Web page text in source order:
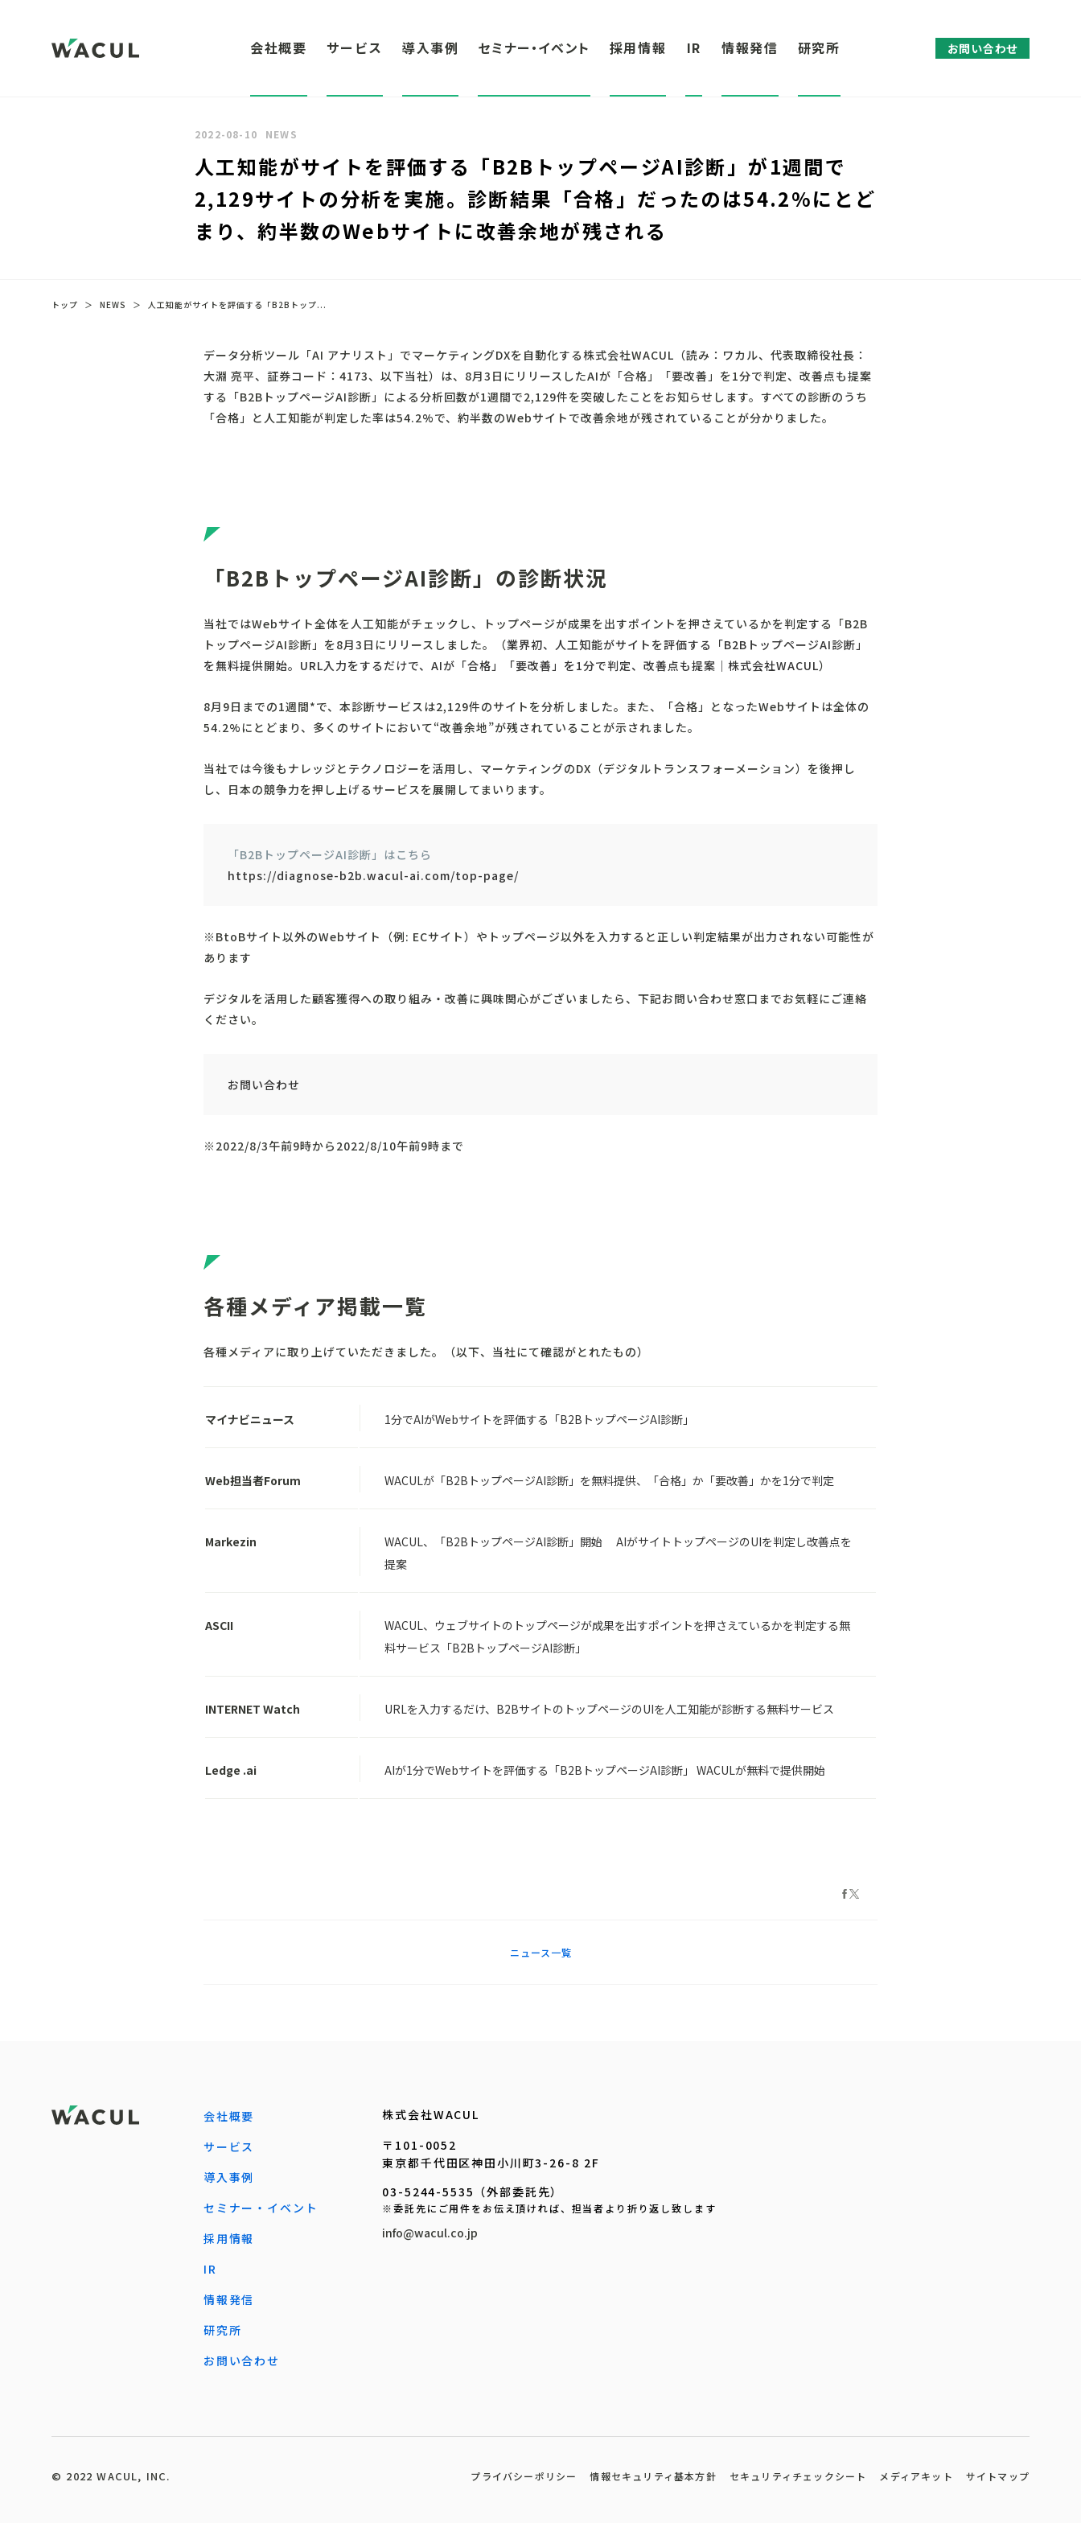
会社概要 サービス 導入事例 セミナー・イベント 採用情報 IR 情報発信 研究所 お問い合わせ
2022-08-10 NEWS
人工知能がサイトを評価する「B2BトップページAI診断」が1週間で
2,129サイトの分析を実施。診断結果「合格」だったのは54.2%にとど
まり、約半数のWebサイトに改善余地が残される
トップ ＞ NEWS ＞ 人工知能がサイトを評価する「B2Bトップ...
データ分析ツール「AI アナリスト」でマーケティングDXを自動化する株式会社WACUL（読み：ワカル、代表取締役社長：
大淵 亮平、証券コード：4173、以下当社）は、8月3日にリリースしたAIが「合格」「要改善」を1分で判定、改善点も提案
する「B2BトップページAI診断」による分析回数が1週間で2,129件を突破したことをお知らせします。すべての診断のうち
「合格」と人工知能が判定した率は54.2%で、約半数のWebサイトで改善余地が残されていることが分かりました。
「B2BトップページAI診断」の診断状況
当社ではWebサイト全体を人工知能がチェックし、トップページが成果を出すポイントを押さえているかを判定する「B2B
トップページAI診断」を8月3日にリリースしました。（業界初、人工知能がサイトを評価する「B2BトップページAI診断」
を無料提供開始。URL入力をするだけで、AIが「合格」「要改善」を1分で判定、改善点も提案｜株式会社WACUL）
8月9日までの1週間*で、本診断サービスは2,129件のサイトを分析しました。また、「合格」となったWebサイトは全体の
54.2%にとどまり、多くのサイトにおいて“改善余地”が残されていることが示されました。
当社では今後もナレッジとテクノロジーを活用し、マーケティングのDX（デジタルトランスフォーメーション）を後押し
し、日本の競争力を押し上げるサービスを展開してまいります。
「B2BトップページAI診断」はこちら
https://diagnose-b2b.wacul-ai.com/top-page/
※BtoBサイト以外のWebサイト（例: ECサイト）やトップページ以外を入力すると正しい判定結果が出力されない可能性が
あります
デジタルを活用した顧客獲得への取り組み・改善に興味関心がございましたら、下記お問い合わせ窓口までお気軽にご連絡
ください。
お問い合わせ
※2022/8/3午前9時から2022/8/10午前9時まで
各種メディア掲載一覧
各種メディアに取り上げていただきました。（以下、当社にて確認がとれたもの）
マイナビニュース 1分でAIがWebサイトを評価する「B2BトップページAI診断」
Web担当者Forum WACULが「B2BトップページAI診断」を無料提供、「合格」か「要改善」かを1分で判定
Markezin
WACUL、「B2BトップページAI診断」開始 AIがサイトトップページのUIを判定し改善点を
提案
ASCII
WACUL、ウェブサイトのトップページが成果を出すポイントを押さえているかを判定する無
料サービス「B2BトップページAI診断」
INTERNET Watch URLを入力するだけ、B2BサイトのトップページのUIを人工知能が診断する無料サービス
Ledge .ai AIが1分でWebサイトを評価する「B2BトップページAI診断」 WACULが無料で提供開始
ニュース一覧
会社概要
サービス
導入事例
セミナー・イベント
採用情報
IR
情報発信
研究所
お問い合わせ
株式会社WACUL
〒101-0052
東京都千代田区神田小川町3-26-8 2F
03-5244-5535（外部委託先）
※委託先にご用件をお伝え頂ければ、担当者より折り返し致します
info@wacul.co.jp
©︎ 2022 WACUL, INC. プライバシーポリシー 情報セキュリティ基本方針 セキュリティチェックシート メディアキット サイトマップ